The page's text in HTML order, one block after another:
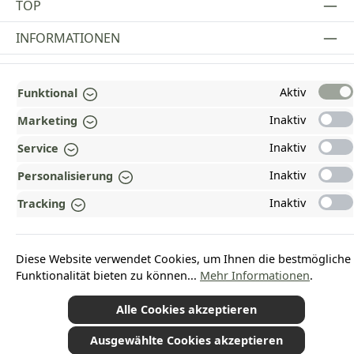
TOP
Vertrag widerrufen
INFORMATIONEN
ZAHLUNGS- UND VERSANDARTEN
WARUM HEAD-SHOP.DE?
UNSERE COMMUNITIES
*Alle Preise inkl. gesetzl. Mehrwertsteuer zzgl.Versandkostenund ggf.
Nachnahmegebühren, wenn nicht anders angegeben.
© 2026 Plamundo GmbH - Alle Rechte vorbehalten. Theme by
ThemeWare®
Funktional
Aktiv
Marketing
Inaktiv
Service
Inaktiv
Personalisierung
Inaktiv
Tracking
Inaktiv
Diese Website verwendet Cookies, um Ihnen die bestmögliche
Funktionalität bieten zu können... Mehr Informationen.
Alle Cookies akzeptieren
Ausgewählte Cookies akzeptieren